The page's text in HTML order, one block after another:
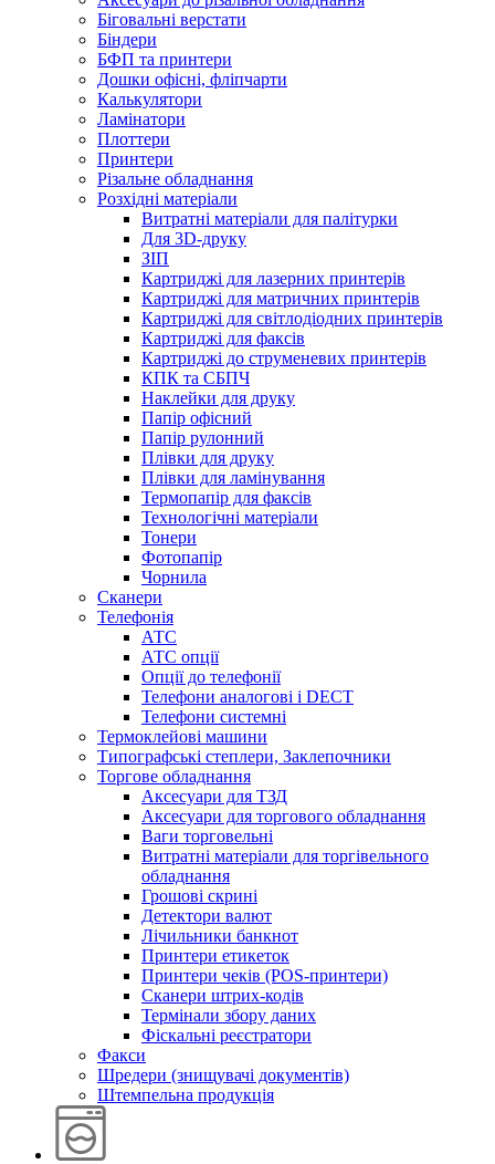
Біговальні верстати
Біндери
БФП та принтери
Дошки офісні, фліпчарти
Калькулятори
Ламінатори
Плоттери
Принтери
Різальне обладнання
Розхідні матеріали
Витратні матеріали для палітурки
Для 3D-друку
ЗІП
Картриджі для лазерних принтерів
Картриджі для матричних принтерів
Картриджі для світлодіодних принтерів
Картриджі для факсів
Картриджі до струменевих принтерів
КПК та СБПЧ
Наклейки для друку
Папір офісний
Папір рулонний
Плівки для друку
Плівки для ламінування
Термопапір для факсів
Технологічні матеріали
Тонери
Фотопапір
Чорнила
Сканери
Телефонія
АТС
АТС опції
Опції до телефонії
Телефони аналогові і DECT
Телефони системні
Термоклейові машини
Типографські степлери, Заклепочники
Торгове обладнання
Аксесуари для ТЗД
Аксесуари для торгового обладнання
Ваги торговельні
Витратні матеріали для торгівельного
обладнання
Грошові скрині
Детектори валют
Лічильники банкнот
Принтери етикеток
Принтери чеків (POS-принтери)
Сканери штрих-кодів
Термінали збору даних
Фіскальні реєстратори
Факси
Шредери (знищувачі документів)
Штемпельна продукція